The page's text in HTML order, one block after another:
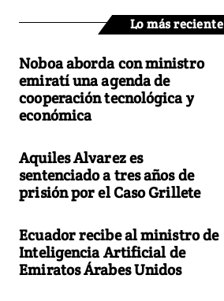
Lo más reciente
Noboa aborda con ministro
emiratí una agenda de
cooperación tecnológica y
económica
Aquiles Alvarez es
sentenciado a tres años de
prisión por el Caso Grillete
Ecuador recibe al ministro de
Inteligencia Artificial de
Emiratos Árabes Unidos